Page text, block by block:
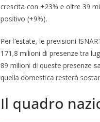
crescita con +23% e oltre 39
positivo (+9%).
Per l’estate, le previsioni
171,8 milioni di presenze tra
89 milioni di queste presenze
quella domestica resterà
Il quadro